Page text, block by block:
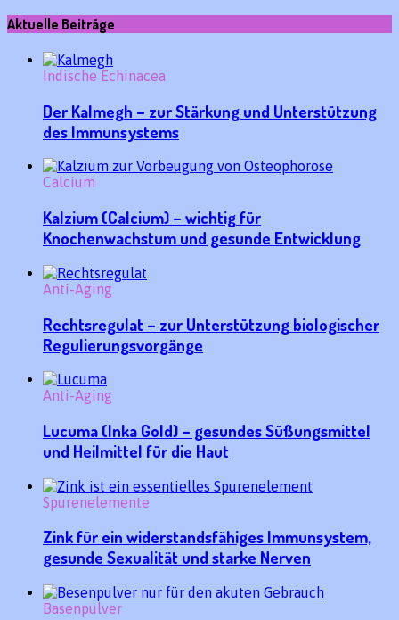
Aktuelle Beiträge
Indische Echinacea
Der Kalmegh – zur Stärkung und Unterstützung
des Immunsystems
Calcium
Kalzium (Calcium) – wichtig für
Knochenwachstum und gesunde Entwicklung
Anti-Aging
Rechtsregulat – zur Unterstützung biologischer
Regulierungsvorgänge
Anti-Aging
Lucuma (Inka Gold) – gesundes Süßungsmittel
und Heilmittel für die Haut
Spurenelemente
Zink für ein widerstandsfähiges Immunsystem,
gesunde Sexualität und starke Nerven
Basenpulver